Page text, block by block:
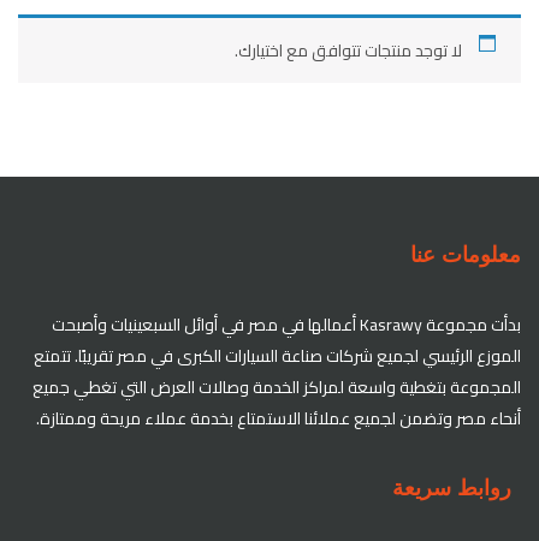
لا توجد منتجات تتوافق مع اختيارك.
معلومات عنا
بدأت مجموعة Kasrawy أعمالها في مصر في أوائل السبعينيات وأصبحت
الموزع الرئيسي لجميع شركات صناعة السيارات الكبرى في مصر تقريبًا. تتمتع
المجموعة بتغطية واسعة لمراكز الخدمة وصالات العرض التي تغطي جميع
أنحاء مصر وتضمن لجميع عملائنا الاستمتاع بخدمة عملاء مريحة وممتازة.
روابط سريعة